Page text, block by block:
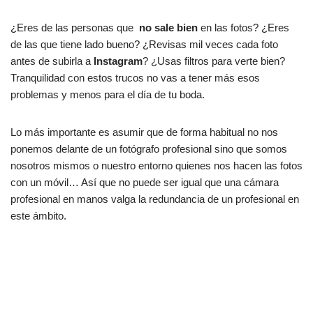
¿Eres de las personas que no sale bien en las fotos? ¿Eres
de las que tiene lado bueno? ¿Revisas mil veces cada foto
antes de subirla a Instagram? ¿Usas filtros para verte bien?
Tranquilidad con estos trucos no vas a tener más esos
problemas y menos para el día de tu boda.
Lo más importante es asumir que de forma habitual no nos
ponemos delante de un fotógrafo profesional sino que somos
nosotros mismos o nuestro entorno quienes nos hacen las fotos
con un móvil… Así que no puede ser igual que una cámara
profesional en manos valga la redundancia de un profesional en
este ámbito.